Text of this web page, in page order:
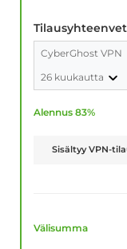
CyberGhost VPN
26 kuukautta
Alennus 83%
Sisältyy VPN-
Välisumma